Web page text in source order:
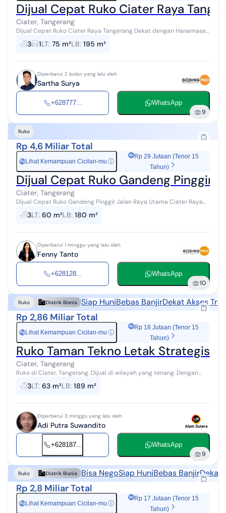
Dijual Cepat Ruko Ciater Raya
Ciater, Tangerang
Dijual Cepat Ruko Ciater Raya Tangerang Dekat dengan Hanamasa
Dekat dengan Bebek Bengil Dekat dengan MaxxBox Lippo Village
Dekat dengan Aryaduta L...
3 1LT: 75 m²LB: 195 m²
Diperbarui 2 bulan yang lalu oleh
Sartha Surya
+628777... WhatsApp
9
Ruko
Rp 4,6 Miliar Total
RpLihat Kemampuan Cicilan-mu ⓘ
Rp 29 Jutaan (Tenor 15
Tahun)
Dijual Cepat Ruko Gandeng Pinggir
Ciater, Tangerang
Dijual Cepat Ruko Gandeng Pinggir Jalan Raya Utama Ciater Raya
Tangsel Lt : 60 m2 (4x15) Lb : 180 m2 Km : 3 (tiap lantai ada kamar
mandi) HGB Har...
3LT: 60 m²LB: 180 m²
Diperbarui 1 minggu yang lalu oleh
Fenny Tanto
+628128... WhatsApp
10
Ruko Distrik Bisnis Siap HuniBebas BanjirDekat Akses
Rp 2,86 Miliar Total
RpLihat Kemampuan Cicilan-mu ⓘ
Rp 18 Jutaan (Tenor 15
Tahun)
Ruko Taman Tekno Letak Strategis
Ciater, Tangerang
Ruko di Ciater, Tangerang. Dijual di wilayah yang tenang. Dengan
spesifikasinya adalah sebagai berikut: - Kamar Mandi: 3 - Sertifikat:
HGB - H...
3LT: 63 m²LB: 189 m²
Diperbarui 3 minggu yang lalu oleh
Adi Putra Suwandito
+628187... WhatsApp
9
Ruko Distrik Bisnis Bisa NegoSiap HuniBebas BanjirDekat
Rp 2,8 Miliar Total
RpLihat Kemampuan Cicilan-mu ⓘ
Rp 17 Jutaan (Tenor 15
Tahun)